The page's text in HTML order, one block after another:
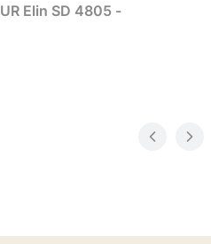
Elin SD 4805 -